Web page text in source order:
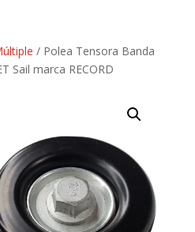
/ Polea Tensora Banda
Sail marca RECORD